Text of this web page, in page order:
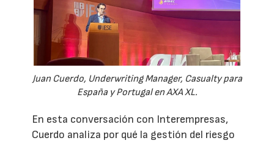
Juan Cuerdo, Underwriting Manager, Casualty para
España y Portugal en AXA XL.
En esta conversación con Interempresas,
Cuerdo analiza por qué la gestión del riesgo